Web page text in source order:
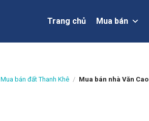
Trang chủ Mua bán
Mua bán đất Thanh Khê / Mua bán nhà Văn Cao